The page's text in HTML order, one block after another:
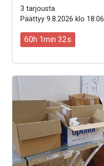
3 tarjousta
Päättyy 9.8.2026 klo 18:06
60h 1min 30s